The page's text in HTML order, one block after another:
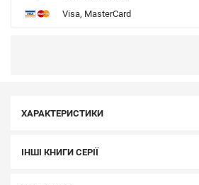
Visa, MasterCard
ХАРАКТЕРИСТИКИ
ІНШІ КНИГИ СЕРІЇ